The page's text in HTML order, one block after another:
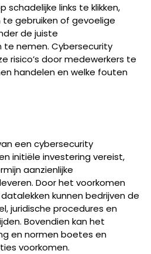
schadelijke links te klikken,
gebruiken of gevoelige
de juiste
nemen. Cybersecurity
risico’s door medewerkers te
handelen en welke fouten
een cybersecurity
initiële investering vereist,
aanzienlijke
Door het voorkomen
kunnen bedrijven de
juridische procedures en
Bovendien kan het
en normen boetes en
voorkomen.